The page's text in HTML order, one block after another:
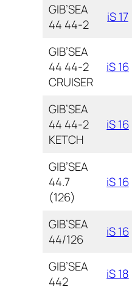
GIB’SEA
44 44-2
iS 17
GIB’SEA
44 44-2
CRUISER
iS 16
GIB’SEA
44 44-2
KETCH
iS 16
GIB’SEA
44.7
(126)
iS 16
GIB’SEA
44/126
iS 16
GIB’SEA
442
iS 18